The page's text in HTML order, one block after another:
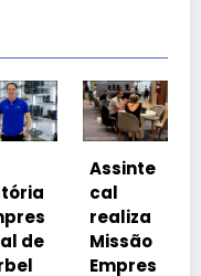
de
Assinte
cal
realiza
Missão
Empres